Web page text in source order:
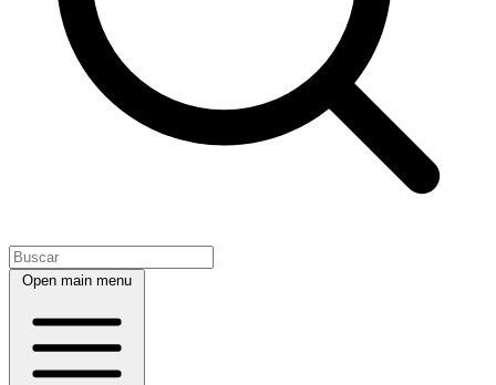
Open main menu